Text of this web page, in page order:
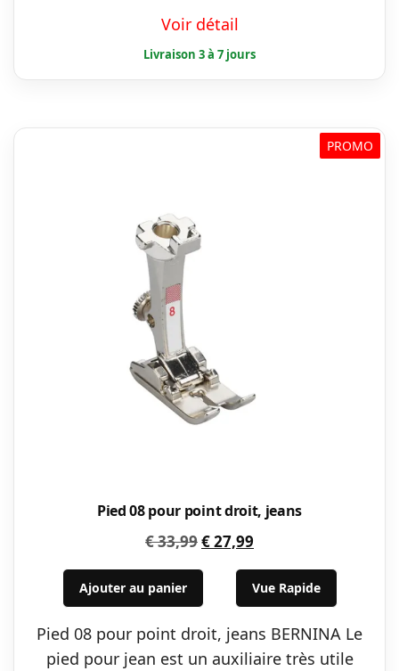
initial
était :
€ 44,50.
est :
€ 35,26.
Voir détail
PROMO
Pied 08 pour point droit, jeans
€33,99Le
prix
était :
€ 33,99.
€27,99
prix
actuel
est :
€ 27,99.
Ajouter au panier Vue Rapide
Pied 08 pour point droit, jeans BERNINA Le
pied pour jean est un auxiliaire très utile